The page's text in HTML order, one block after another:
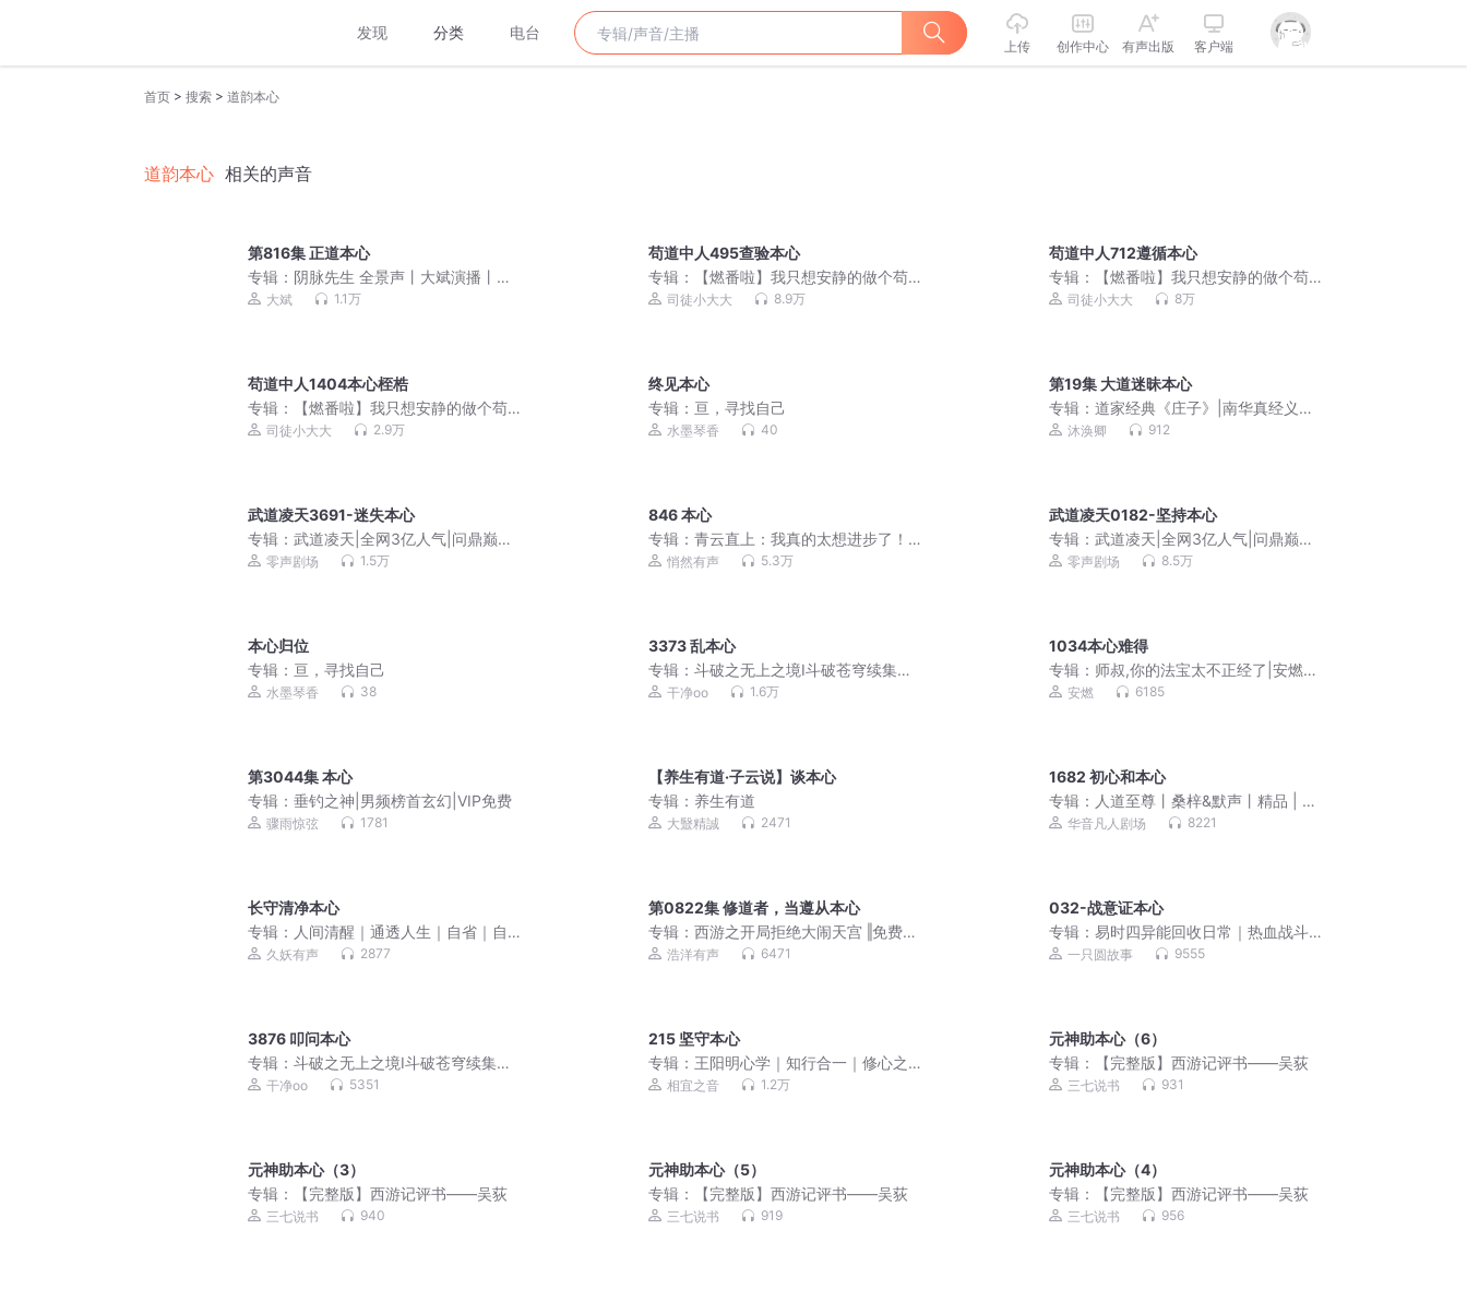
发现 分类 电台
上传 创作中心 有声出版 客户端
首页 > 搜索 > 道韵本心
道韵本心 相关的声音
第816集 正道本心
专辑： 阴脉先生 全景声丨大斌演播丨悬
疑恐怖 | 道术玄学&精品多人剧丨多人有
大斌 1.1万
苟道中人495查验本心
专辑：
【燃番啦】我只想安静的做个苟
道中人｜爆笑&系统｜轻松魔道修仙｜精
司徒小大大 8.9万
苟道中人712遵循本心
专辑：
【燃番啦】我只想安静的做个苟
道中人｜爆笑&系统｜轻松魔道修仙｜精
司徒小大大 8万
苟道中人1404本心桎梏
专辑：
【燃番啦】我只想安静的做个苟
道中人｜爆笑&系统｜轻松魔道修仙｜精
司徒小大大 2.9万
终见本心
专辑： 亘，寻找自己
水墨琴香 40
第19集 大道迷昧本心
专辑：道家经典《庄子》|南华真经义海
纂微|道教|原文解析
沐涣卿 912
武道凌天3691-迷失本心
专辑： 武道凌天|全网3亿人气|问鼎巅峰
原班人马|极道剑尊杀伐果断
零声剧场 1.5万
846 本心
专辑：青云直上：我真的太想进步了！
杀伐果断丨智商在线丨大神新作丨精品
悄然有声 5.3万
武道凌天0182-坚持本心
专辑：武道凌天|全网3亿人气|问鼎巅峰
原班人马|极道剑尊杀伐果断
零声剧场 8.5万
本心归位
专辑： 亘，寻找自己
水墨琴香 38
3373 乱本心
专辑：斗破之无上之境Ⅰ斗破苍穹续集多
人剧干净oo 1.6万
1034本心难得
专辑： 师叔,你的法宝太不正经了|安燃穿
越爆笑修仙|法宝不正经VIP免费有声小
安燃 6185
第3044集 本心
专辑： 垂钓之神|男频榜首玄幻|VIP免费
骤雨惊弦 1781
【养生有道·子云说】谈本心
专辑： 养生有道
大毉精誠 2471
1682 初心和本心
专辑： 人道至尊丨桑梓&默声丨精品 | 多
人有声剧
华音凡人剧场 8221
长守清净本心
专辑： 人间清醒｜通透人生｜自省｜自
渡｜自愈
久妖有声 2877
第0822集 修道者，当遵从本心
专辑：西游之开局拒绝大闹天宫 ‖免费多
播‖玄幻搞笑‖音效
浩洋有声 6471
032-战意证本心
专辑：易时四异能回收日常｜热血战斗
｜诸子百家传人
一只圆故事 9555
3876 叩问本心
专辑： 斗破之无上之境Ⅰ斗破苍穹续集多
人剧干净oo 5351
215 坚守本心
专辑： 王阳明心学｜知行合一｜修心之
道 相宜之音 1.2万
元神助本心（6）
专辑：
【完整版】西游记评书——吴荻
三七说书 931
元神助本心（3）
专辑：
【完整版】西游记评书——吴荻
三七说书 940
元神助本心（5）
专辑：
【完整版】西游记评书——吴荻
三七说书 919
元神助本心（4）
专辑：
【完整版】西游记评书——吴荻
三七说书 956